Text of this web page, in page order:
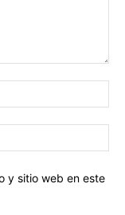
y sitio web en este